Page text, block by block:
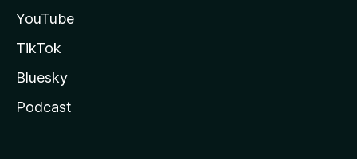
YouTube
TikTok
Bluesky
Podcast